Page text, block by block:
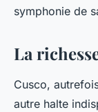
symphonie de
La
Cusco,
autre halte